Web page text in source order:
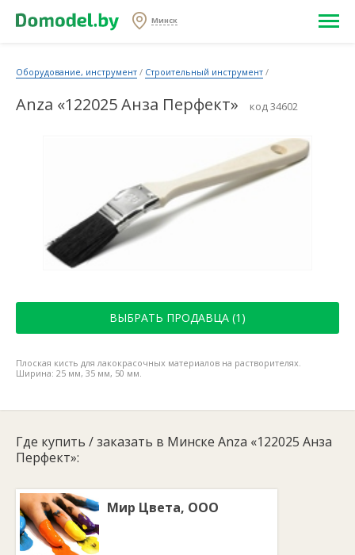
Минск
Оборудование, инструмент / Строительный инструмент /
Anza «122025 Анза Перфект» код 34602
ВЫБРАТЬ ПРОДАВЦА (1)
Плоская кисть для лакокрасочных материалов на растворителях.
Ширина: 25 мм, 35 мм, 50 мм.
Где купить / заказать в Минске Anza «122025 Анза
Перфект»:
Мир Цвета, ООО